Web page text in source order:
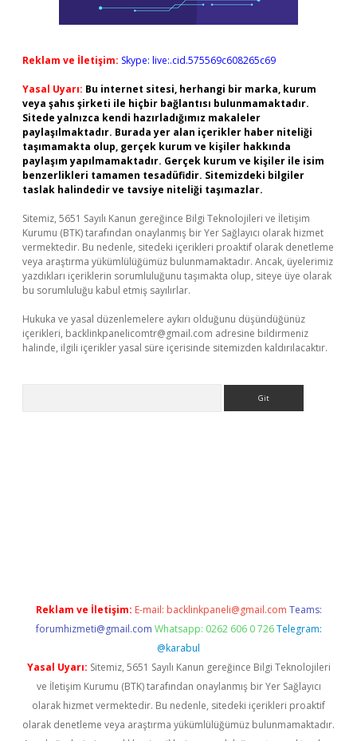
Reklam ve İletişim: Skype: live:.cid.575569c608265c69
Yasal Uyarı: Bu internet sitesi, herhangi bir marka, kurum
veya şahıs şirketi ile hiçbir bağlantısı bulunmamaktadır.
Sitede yalnızca kendi hazırladığımız makaleler
paylaşılmaktadır. Burada yer alan içerikler haber niteliği
taşımamakta olup, gerçek kurum ve kişiler hakkında
paylaşım yapılmamaktadır. Gerçek kurum ve kişiler ile isim
benzerlikleri tamamen tesadüfidir. Sitemizdeki bilgiler
taslak halindedir ve tavsiye niteliği taşımazlar.
Sitemiz, 5651 Sayılı Kanun gereğince Bilgi Teknolojileri ve İletişim
Kurumu (BTK) tarafından onaylanmış bir Yer Sağlayıcı olarak hizmet
vermektedir. Bu nedenle, sitedeki içerikleri proaktif olarak denetleme
veya araştırma yükümlülüğümüz bulunmamaktadır. Ancak, üyelerimiz
yazdıkları içeriklerin sorumluluğunu taşımakta olup, siteye üye olarak
bu sorumluluğu kabul etmiş sayılırlar.
Hukuka ve yasal düzenlemelere aykırı olduğunu düşündüğünüz
içerikleri, backlinkpanelicomtr@gmail.com adresine bildirmeniz
halinde, ilgili içerikler yasal süre içerisinde sitemizden kaldırılacaktır.
Reklam ve İletişim: E-mail: backlinkpaneli@gmail.com Teams:
forumhizmeti@gmail.com Whatsapp: 0262 606 0 726 Telegram:
@karabul
Yasal Uyarı: Sitemiz, 5651 Sayılı Kanun gereğince Bilgi Teknolojileri
ve İletişim Kurumu (BTK) tarafından onaylanmış bir Yer Sağlayıcı
olarak hizmet vermektedir. Bu nedenle, sitedeki içerikleri proaktif
olarak denetleme veya araştırma yükümlülüğümüz bulunmamaktadır.